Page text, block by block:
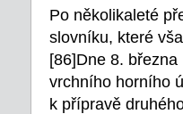
Po několikaleté
slovníku, které
[86]Dne 8.
vrchního horního
k přípravě